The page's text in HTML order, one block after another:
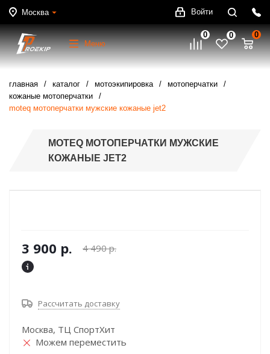
Москва Войти
Меню
0 0 0
главная каталог мотоэкипировка
мотоперчатки
кожаные мотоперчатки
moteq мотоперчатки мужские кожаные jet2
MOTEQ МОТОПЕРЧАТКИ МУЖСКИЕ
КОЖАНЫЕ JET2
3 900 р. 4 490 р.
Рассчитать доставку
Москва, ТЦ СпортХит
Можем переместить